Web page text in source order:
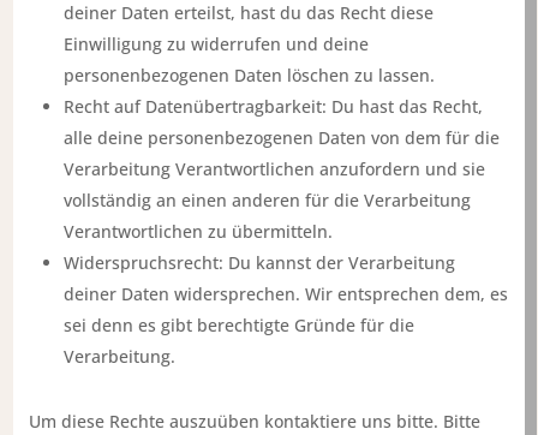
deiner Daten erteilst, hast du das Recht diese
Einwilligung zu widerrufen und deine
personenbezogenen Daten löschen zu lassen.
Recht auf Datenübertragbarkeit: Du hast das Recht,
alle deine personenbezogenen Daten von dem für die
Verarbeitung Verantwortlichen anzufordern und sie
vollständig an einen anderen für die Verarbeitung
Verantwortlichen zu übermitteln.
Widerspruchsrecht: Du kannst der Verarbeitung
deiner Daten widersprechen. Wir entsprechen dem, es
sei denn es gibt berechtigte Gründe für die
Verarbeitung.
Um diese Rechte auszuüben kontaktiere uns bitte. Bitte